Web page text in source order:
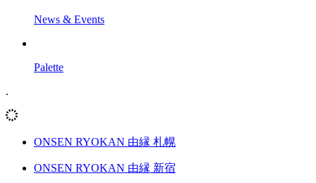
News & Events
Palette
.
ONSEN RYOKAN 由縁 札幌
ONSEN RYOKAN 由縁 新宿